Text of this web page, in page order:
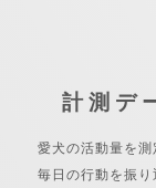
計測デ
愛犬の活動量を測
毎日の行動を振り